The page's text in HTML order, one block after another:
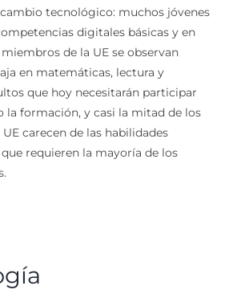
tecnológico: muchos jóvenes
digitales básicas y en
de la UE se observan
en matemáticas, lectura y
que hoy necesitarán participar
la formación, y casi la mitad de los
carecen de las habilidades
requieren la mayoría de los